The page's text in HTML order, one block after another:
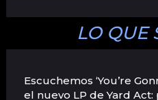
LO QUE
Escuchemos ‘You’re
el nuevo LP de Yard